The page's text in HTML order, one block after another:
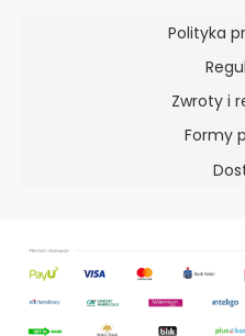
Polityka
Zwroty i
Formy